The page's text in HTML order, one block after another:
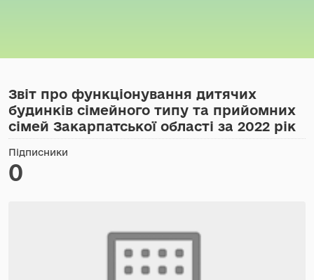
Звіт про функціонування дитячих
будинків сімейного типу та прийомних
сімей Закарпатської області за 2022 рік
Підписники
0